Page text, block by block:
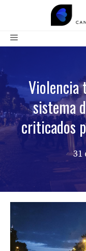
contenido
Menú
Violencia
sistema
criticados
31